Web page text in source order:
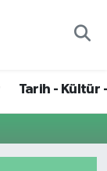
Tarih - Kültür